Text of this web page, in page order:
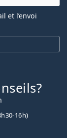
et l’envoi
16h)